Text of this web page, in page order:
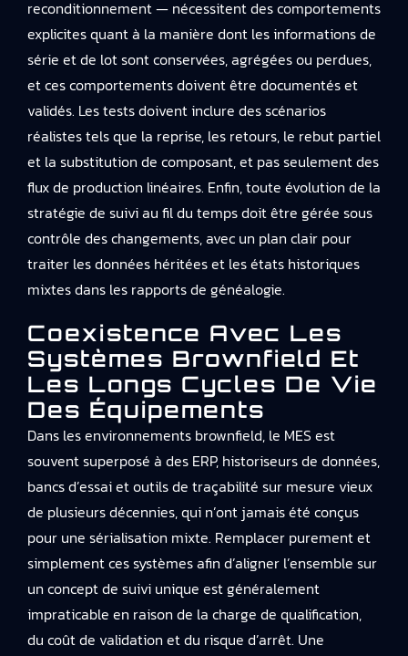
reconditionnement — nécessitent des comportements
explicites quant à la manière dont les informations de
série et de lot sont conservées, agrégées ou perdues,
et ces comportements doivent être documentés et
validés. Les tests doivent inclure des scénarios
réalistes tels que la reprise, les retours, le rebut partiel
et la substitution de composant, et pas seulement des
flux de production linéaires. Enfin, toute évolution de la
stratégie de suivi au fil du temps doit être gérée sous
contrôle des changements, avec un plan clair pour
traiter les données héritées et les états historiques
mixtes dans les rapports de généalogie.
Coexistence Avec Les
Systèmes Brownfield Et
Les Longs Cycles De Vie
Des Équipements
Dans les environnements brownfield, le MES est
souvent superposé à des ERP, historiseurs de données,
bancs d’essai et outils de traçabilité sur mesure vieux
de plusieurs décennies, qui n’ont jamais été conçus
pour une sérialisation mixte. Remplacer purement et
simplement ces systèmes afin d’aligner l’ensemble sur
un concept de suivi unique est généralement
impraticable en raison de la charge de qualification,
du coût de validation et du risque d’arrêt. Une